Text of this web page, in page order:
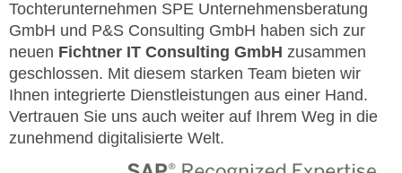
Tochterunternehmen SPE Unternehmensberatung
GmbH und P&S Consulting GmbH haben sich zur
neuen Fichtner IT Consulting GmbH zusammen
geschlossen. Mit diesem starken Team bieten wir
Ihnen integrierte Dienstleistungen aus einer Hand.
Vertrauen Sie uns auch weiter auf Ihrem Weg in die
zunehmend digitalisierte Welt.